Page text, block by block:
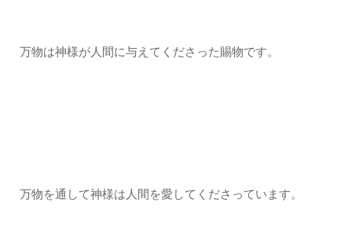
万物は神様が人間に与えてくださった賜物です。
万物を通して神様は人間を愛してくださっています。